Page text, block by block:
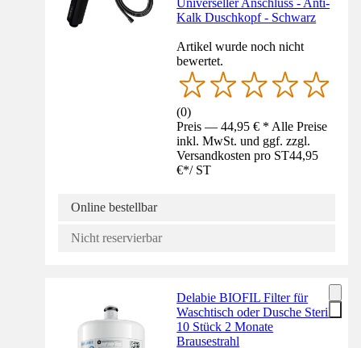
Universeller Anschluss - Anti-
Kalk Duschkopf - Schwarz
Artikel wurde noch nicht
bewertet.
(0)
Preis — 44,95 € * Alle Preise
inkl. MwSt. und ggf. zzgl.
Versandkosten pro ST44,95
€*/ ST
Online bestellbar
Nicht reservierbar
Delabie BIOFIL Filter für
Waschtisch oder Dusche Steril
10 Stück 2 Monate
Brausestrahl